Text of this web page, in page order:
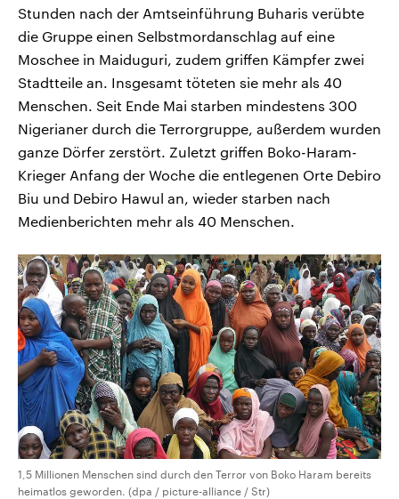
Stunden nach der Amtseinführung Buharis verübte
die Gruppe einen Selbstmordanschlag auf eine
Moschee in Maiduguri, zudem griffen Kämpfer zwei
Stadtteile an. Insgesamt töteten sie mehr als 40
Menschen. Seit Ende Mai starben mindestens 300
Nigerianer durch die Terrorgruppe, außerdem wurden
ganze Dörfer zerstört. Zuletzt griffen Boko-Haram-
Krieger Anfang der Woche die entlegenen Orte Debiro
Biu und Debiro Hawul an, wieder starben nach
Medienberichten mehr als 40 Menschen.
1,5 Millionen Menschen sind durch den Terror von Boko Haram bereits
heimatlos geworden. (dpa / picture-alliance / Str)